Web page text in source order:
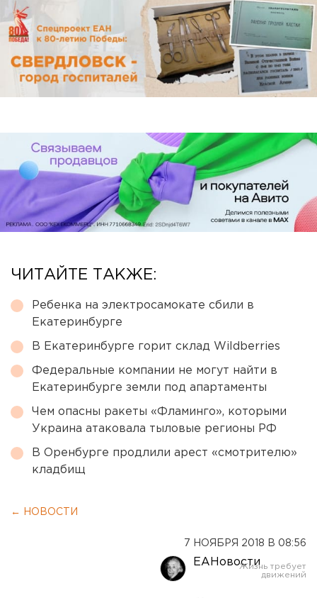
ЧИТАЙТЕ ТАКЖЕ:
Ребенка на электросамокате сбили в
Екатеринбурге
В Екатеринбурге горит склад Wildberries
Федеральные компании не могут найти в
Екатеринбурге земли под апартаменты
Чем опасны ракеты «Фламинго», которыми
Украина атаковала тыловые регионы РФ
В Оренбурге продлили арест «смотрителю»
кладбищ
← НОВОСТИ
7 НОЯБРЯ 2018 В 08:56
ЕАНовости